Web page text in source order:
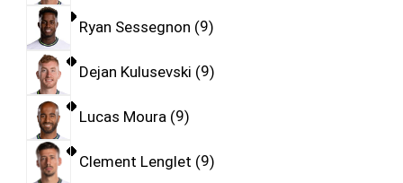
Ryan Sessegnon 9
Dejan Kulusevski 9
Lucas Moura 9
Clement Lenglet 9